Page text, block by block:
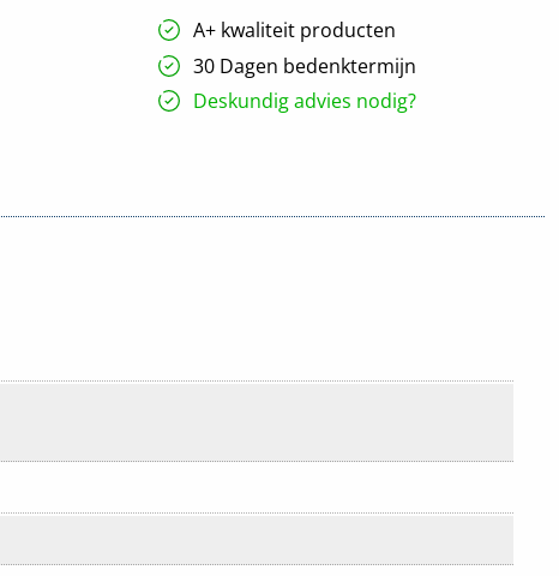
|
2
Polig
25A
24V
hoeveelheid
A+ kwaliteit producten
30 Dagen bedenktermijn
Deskundig advies nodig?